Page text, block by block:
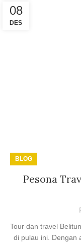
08
DES
BLOG
Pesona
Tour dan travel
di pulau ini. Dengan